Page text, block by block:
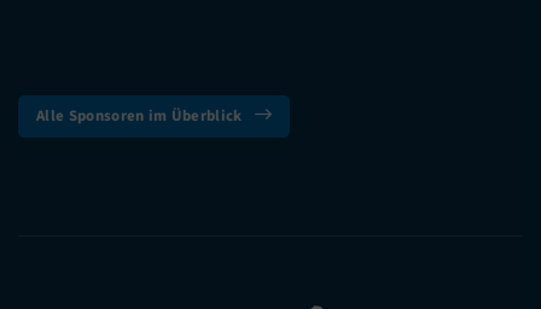
Alle Sponsoren im Überblick